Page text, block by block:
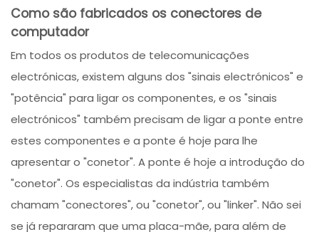
Como são fabricados os conectores de
computador
Em todos os produtos de telecomunicações
electrónicas, existem alguns dos "sinais electrónicos" e
"potência" para ligar os componentes, e os "sinais
electrónicos" também precisam de ligar a ponte entre
estes componentes e a ponte é hoje para lhe
apresentar o "conetor". A ponte é hoje a introdução do
"conetor". Os especialistas da indústria também
chamam "conectores", ou "conetor", ou "linker". Não sei
se já repararam que uma placa-mãe, para além de